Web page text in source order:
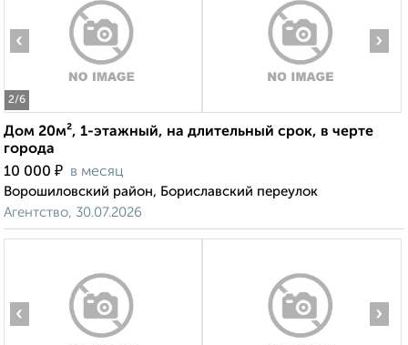
2/6
‹ ›
Дом 20м², 1-этажный, на длительный срок, в черте
города
10 000 ₽ в месяц
Ворошиловский район, Бориславский переулок
Агентство, 30.07.2026
‹ ›